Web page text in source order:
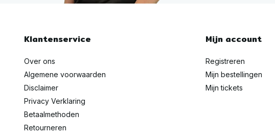
Klantenservice
Over ons
Algemene voorwaarden
Disclaimer
Privacy Verklaring
Betaalmethoden
Retourneren
Mijn account
Registreren
Mijn bestellingen
Mijn tickets